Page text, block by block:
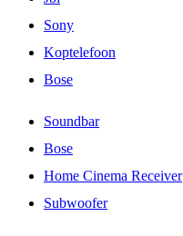
Sony
Koptelefoon
Bose
Soundbar
Bose
Home Cinema Receiver
Subwoofer